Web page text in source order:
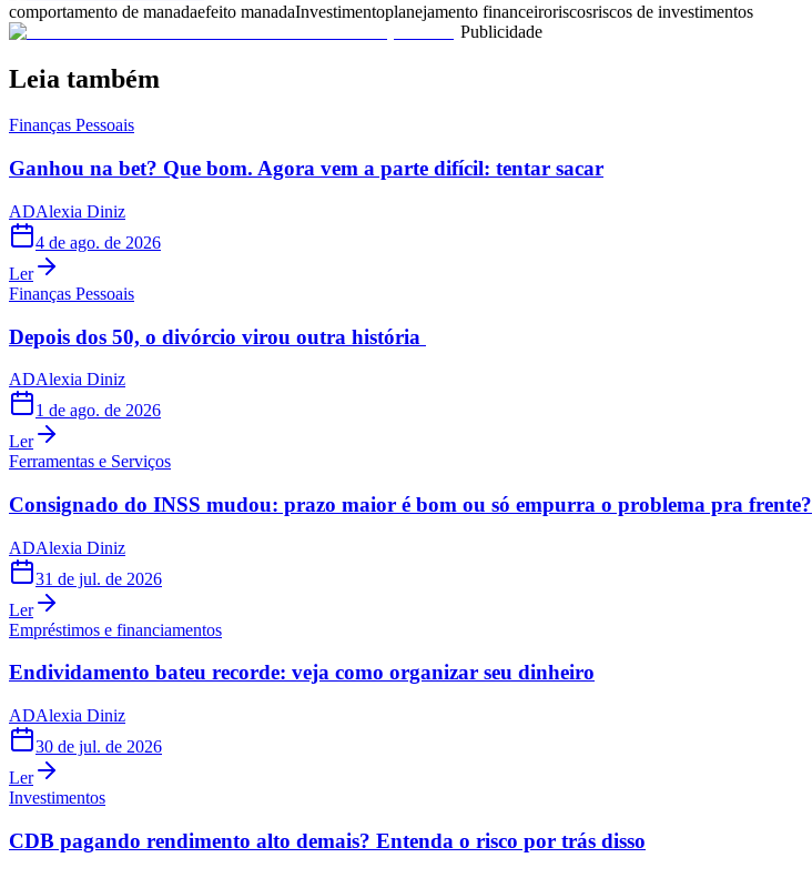
comportamento de manadaefeito manadaInvestimentoplanejamento financeiroriscosriscos de investimentos
Publicidade
Leia também
Finanças Pessoais
Ganhou na bet? Que bom. Agora vem a parte difícil: tentar sacar
ADAlexia Diniz
4 de ago. de 2026
Ler
Finanças Pessoais
Depois dos 50, o divórcio virou outra história
ADAlexia Diniz
1 de ago. de 2026
Ler
Ferramentas e Serviços
Consignado do INSS mudou: prazo maior é bom ou só empurra o problema pra frente?
ADAlexia Diniz
31 de jul. de 2026
Ler
Empréstimos e financiamentos
Endividamento bateu recorde: veja como organizar seu dinheiro
ADAlexia Diniz
30 de jul. de 2026
Ler
Investimentos
CDB pagando rendimento alto demais? Entenda o risco por trás disso